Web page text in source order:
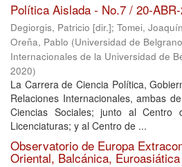
Política Aislada - No.7 / 20-
Degiorgis, Patricio [dir.]; Tomei,
Oreña, Pablo (Universidad de
Internacionales de la Universidad de
2020)
La Carrera de Ciencia Política,
Relaciones Internacionales, ambas
Ciencias Sociales; junto al Centro
Licenciaturas; y al Centro de ...
Observatorio de Europa
Oriental, Balcánica,